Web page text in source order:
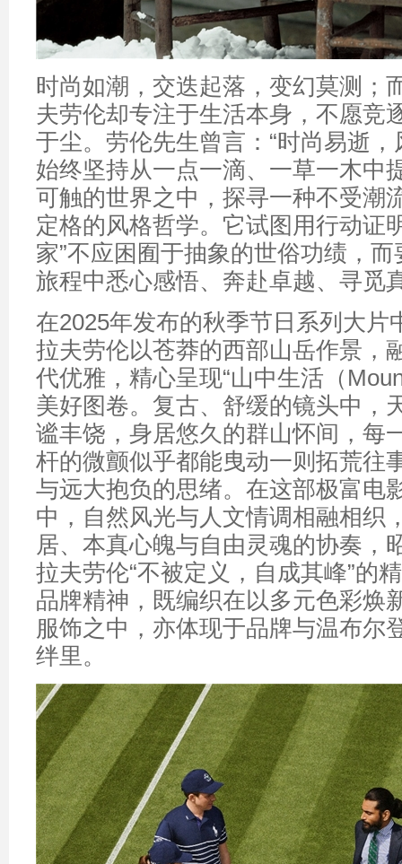
时尚如潮，交迭起落，变幻莫测；
夫劳伦却专注于生活本身，不愿竞
于尘。劳伦先生曾言：“时尚易逝，
始终坚持从一点一滴、一草一木中
可触的世界之中，探寻一种不受潮
定格的风格哲学。它试图用行动证
家”不应困囿于抽象的世俗功绩，
旅程中悉心感悟、奔赴卓越、寻觅
在2025年发布的秋季节日系列大片
拉夫劳伦以苍莽的西部山岳作景，
代优雅，精心呈现“山中生活（
美好图卷。复古、舒缓的镜头中，
谧丰饶，身居悠久的群山怀间，每
杆的微颤似乎都能曳动一则拓荒往
与远大抱负的思绪。在这部极富电
中，自然风光与人文情调相融相织
居、本真心魄与自由灵魂的协奏，
拉夫劳伦“不被定义，自成其峰”的
品牌精神，既编织在以多元色彩焕
服饰之中，亦体现于品牌与温布尔
绊里。